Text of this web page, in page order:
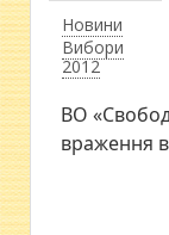
Новини
Вибори
2012
ВО
враження